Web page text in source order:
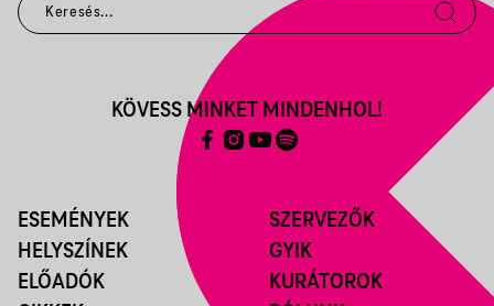
ESEMÉNYEK
HELYSZÍNEK
ELŐADÓK
SZERVEZŐK
GYIK
KURÁTOROK
KÖVESS MINKET MINDENHOL!